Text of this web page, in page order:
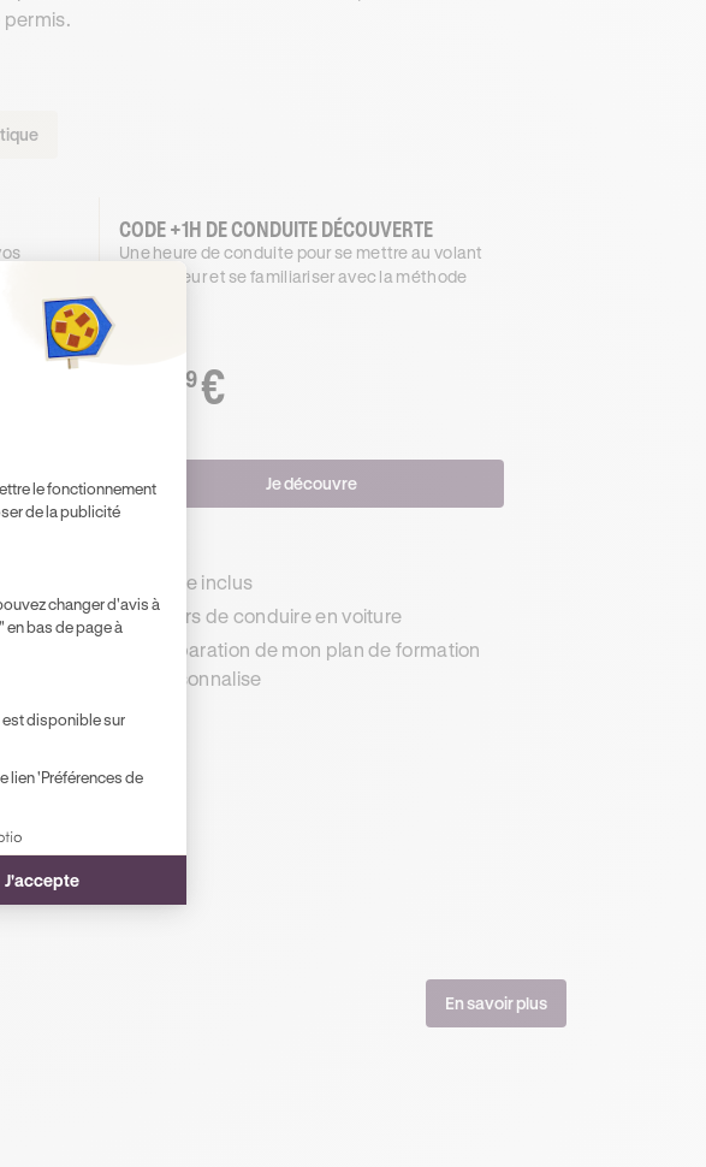
CODE +1H DE CONDUITE DÉCOUVERTE
Une heure de conduite pour se mettre au volant
en douceur et se familiariser avec la méthode
.99€
Je découvre
Code inclus
Cours de conduire en voiture
Préparation de mon plan de formation
personnalise
En savoir plus
: Personnalisez vos Options
le fonctionnement
de la publicité
changer d'avis à
bas de page à
est disponible sur
lien 'Préférences de
J'accepte